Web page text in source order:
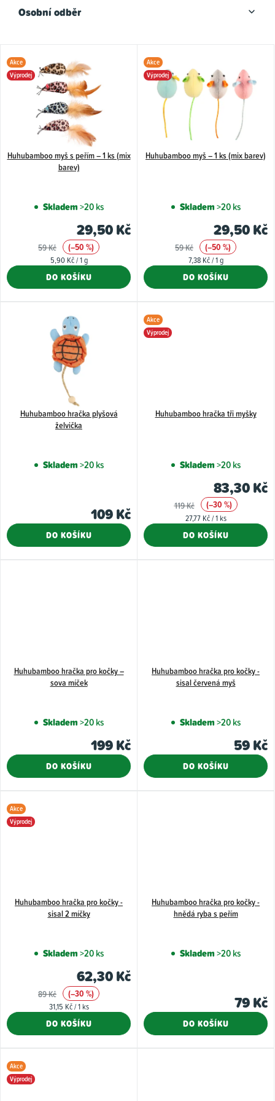
Osobní odběr
V
ý
r
ů
Akce
Výprodej
Huhubamboo myš s peřím – 1 ks (mix
barev)
Skladem>20 ks
29,50 Kč
59 Kč (–50 %)
Měrná
5,90 Kč / 1 g
DO KOŠÍKU
Akce
Výprodej
Huhubamboo myš – 1 ks (mix barev)
Skladem>20 ks
29,50 Kč
59 Kč (–50 %)
Měrná
7,38 Kč / 1 g
DO KOŠÍKU
Huhubamboo hračka plyšová
želvička
Skladem>20 ks
109 Kč
DO KOŠÍKU
Akce
Výprodej
Huhubamboo hračka tři myšky
Skladem>20 ks
83,30 Kč
119 Kč (–30 %)
Měrná
27,77 Kč / 1 ks
DO KOŠÍKU
Huhubamboo hračka pro kočky –
sova míček
Skladem>20 ks
199 Kč
DO KOŠÍKU
Huhubamboo hračka pro kočky -
sisal červená myš
Skladem>20 ks
59 Kč
DO KOŠÍKU
Akce
Výprodej
Huhubamboo hračka pro kočky -
sisal 2 míčky
Skladem>20 ks
62,30 Kč
89 Kč (–30 %)
Měrná
31,15 Kč / 1 ks
DO KOŠÍKU
Huhubamboo hračka pro kočky -
hnědá ryba s peřím
Skladem>20 ks
79 Kč
DO KOŠÍKU
Akce
Výprodej